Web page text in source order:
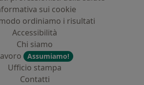
sui cookie
ordiniamo i risultati
Accessibilità
Chi siamo
Assumiamo!
Ufficio stampa
Contatti